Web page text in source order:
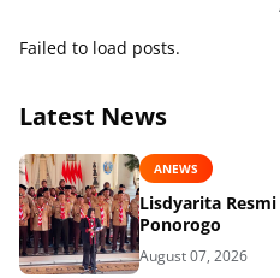
Failed to load posts.
Latest News
ANEWS
Lisdyarita
Ponorogo
August 07, 2026